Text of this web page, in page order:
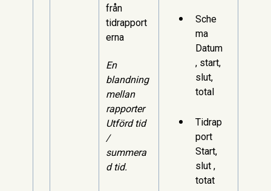
från
tidrapport
erna
En
blandning
mellan
rapporter
Utförd tid
/
summera
d tid.
Sche
ma
Datum
, start,
slut,
total
Tidrap
port
Start,
slut ,
totat